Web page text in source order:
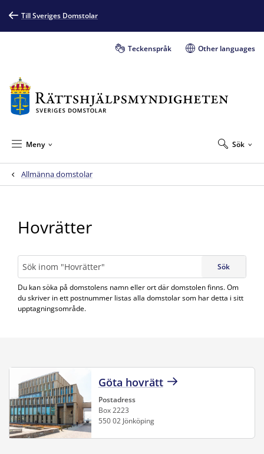
Till Sveriges Domstolar
Teckenspråk Other languages
Sök
Meny
Allmänna domstolar
Hovrätter
Sök
Du kan söka på domstolens namn eller ort där domstolen finns. Om
du skriver in ett postnummer listas alla domstolar som har detta i sitt
upptagningsområde.
Göta hovrätt
Postadress
Box 2223
550 02 Jönköping